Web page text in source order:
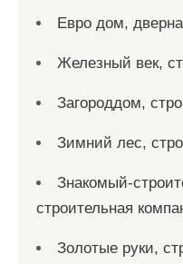
Евро дом,
Железный век,
Загороддом,
Зимний лес,
Знакомый-
строительная
Золотые руки,